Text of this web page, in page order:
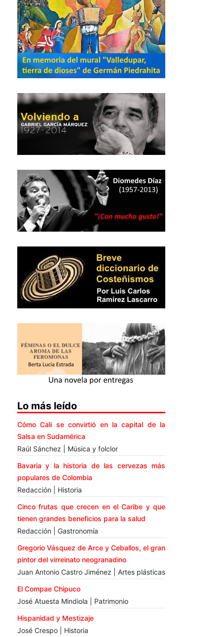
Lo más leído
Cómo Cali se convirtió en la capital de la
Salsa en Sudamérica
Raúl Sánchez | Música y folclor
Bavaria y la historia de las cervezas más
populares de Colombia
Redacción | Historia
Cinco frutas que crecen en el Caribe y que
tienen grandes beneficios para la salud
Redacción | Gastronomía
Gregorio Vásquez de Arce y Ceballos, el gran
pintor del virreinato neogranadino
Juan Antonio Castro Jiménez | Artes plásticas
El Compae Chipuco
José Atuesta Mindiola | Patrimonio
Hispanidad y Mestizaje
José Crespo | Historia